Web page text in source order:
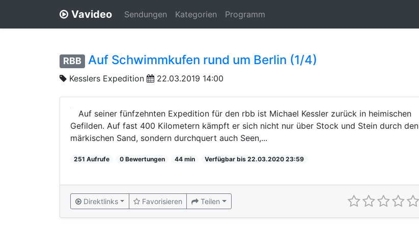
Vavideo Sendungen Kategorien Programm
RBB Auf Schwimmkufen rund um Berlin (1/4)
Kesslers Expedition 22.03.2019 14:00
Auf seiner fünfzehnten Expedition für den rbb ist Michael Kessler zurück in heimischen
Gefilden. Auf fast 400 Kilometern kämpft er sich nicht nur über Stock und Stein durch den
märkischen Sand, sondern durchquert auch Seen,...
251 Aufrufe 0 Bewertungen 44 min Verfügbar bis 22.03.2020 23:59
Direktlinks Favorisieren Teilen